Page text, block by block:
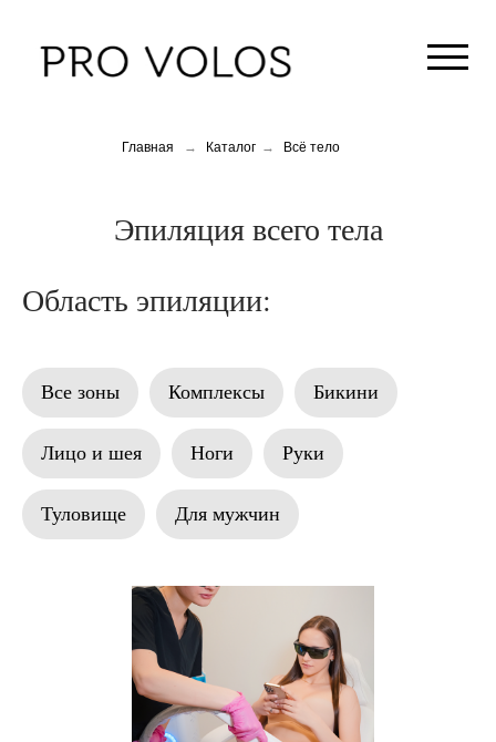
Главная Каталог
→ Всё тело
→
Эпиляция всего тела
Область эпиляции:
Все зоны Комплексы Бикини
Лицо и шея Ноги Руки
Туловище Для мужчин